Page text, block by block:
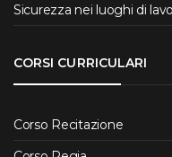
Sicurezza nei luoghi di
CORSI CURRICULARI
Corso Recitazione